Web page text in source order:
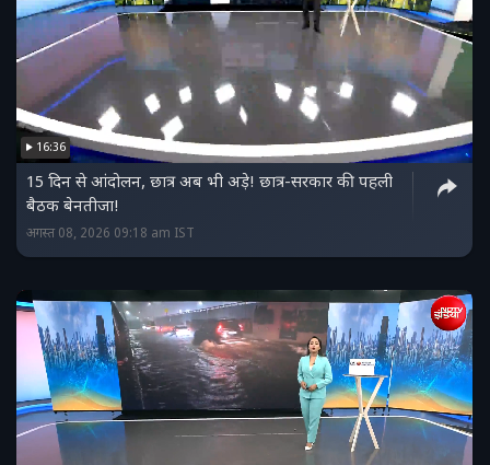
16:36
15 दिन से आंदोलन, छात्र अब भी अड़े! छात्र-सरकार की पहली
बैठक बेनतीजा!
अगस्त 08, 2026 09:18 am IST